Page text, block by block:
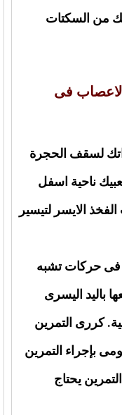
من السكتات
الاعصاب فى
لسقف الحجرة
ناحية اسفل
الايسر لتيسير
فى حركات تشبه
باليد اليسرى
كررى التمرين
بإجراء التمرين
يحتاج